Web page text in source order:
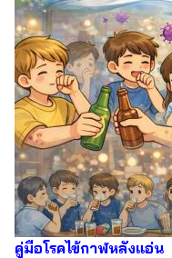
คู่มือโรคไข้กาฬหลังแอ่น